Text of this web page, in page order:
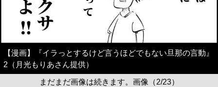
【漫画】『イラっとするけど言うほどでもない旦那の言動』
2（月光もりあさん提供）
まだまだ画像は続きます。画像（2/23）